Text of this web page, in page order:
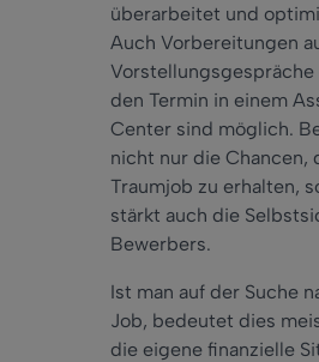
überarbeitet und
Auch Vorbereitungen
Vorstellungsgespräche
den Termin in einem
Center sind möglich.
nicht nur die Chancen,
Traumjob zu erhalten,
stärkt auch die
Bewerbers.
Ist man auf der Suche
Job, bedeutet dies
die eigene finanzielle